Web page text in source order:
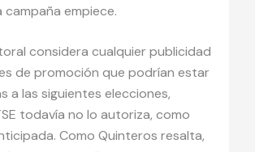
campaña empiece.
considera cualquier publicidad
de promoción que podrían estar
a las siguientes elecciones,
todavía no lo autoriza, como
Como Quinteros resalta,